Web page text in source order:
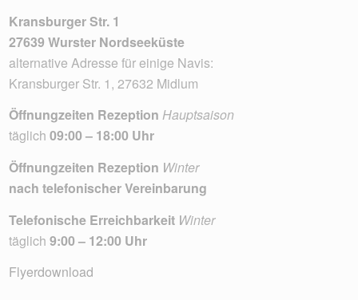
Kransburger Str. 1
27639 Wurster Nordseeküste
alternative Adresse für einige Navis:
Kransburger Str. 1, 27632 Midlum
Öffnungzeiten RezeptionHauptsaison
täglich 09:00 – 18:00 Uhr
Öffnungzeiten Rezeption Winter
nach telefonischer Vereinbarung
Telefonische Erreichbarkeit Winter
täglich 9:00 – 12:00 Uhr
Flyerdownload